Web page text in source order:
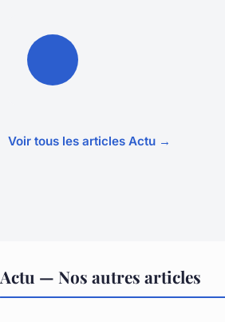
Voir tous les articles Actu →
Actu — Nos autres articles